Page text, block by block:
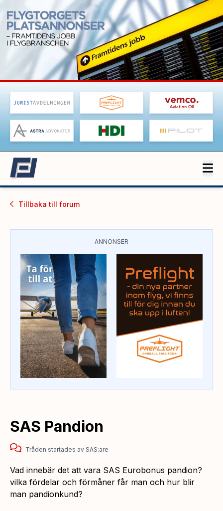
Tillbaka till forum
ANNONSER
SAS Pandion
Tråden startades av SAS:are
Vad innebär det att vara SAS Eurobonus pandion?
vilka fördelar och förmåner får man och hur blir
man pandionkund?